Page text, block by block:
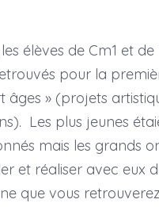
élèves de Cm1 et de
pour la
âges » (projets
Les plus jeunes
mais les grands
et réaliser avec eux
que vous